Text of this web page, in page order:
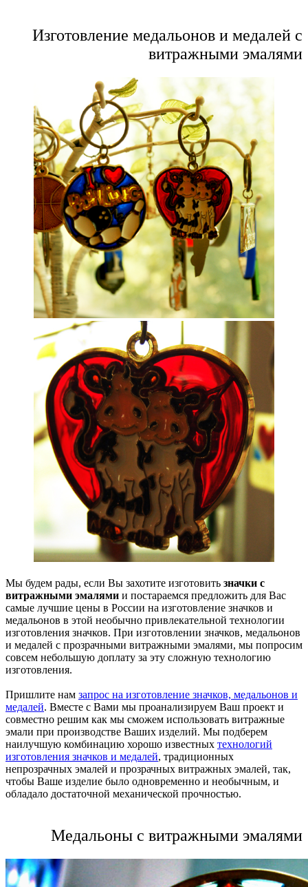
Изготовление медальонов и медалей с
витражными эмалями
Мы будем рады, если Вы захотите изготовить значки с
витражными эмалями и постараемся предложить для Вас
самые лучшие цены в России на изготовление значков и
медальонов в этой необычно привлекательной технологии
изготовления значков. При изготовлении значков, медальонов
и медалей с прозрачными витражными эмалями, мы попросим
совсем небольшую доплату за эту сложную технологию
изготовления.
Пришлите нам запрос на изготовление значков, медальонов и
медалей. Вместе с Вами мы проанализируем Ваш проект и
совместно решим как мы сможем использовать витражные
эмали при производстве Ваших изделий. Мы подберем
наилучшую комбинацию хорошо известных технологий
изготовления значков и медалей, традиционных
непрозрачных эмалей и прозрачных витражных эмалей, так,
чтобы Ваше изделие было одновременно и необычным, и
обладало достаточной механической прочностью.
Медальоны с витражными эмалями